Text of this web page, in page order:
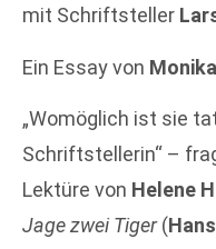
mit Schriftsteller
Ein Essay von
„Womöglich ist sie
Schriftstellerin“ –
Lektüre von Helene
Jage zwei Tiger(